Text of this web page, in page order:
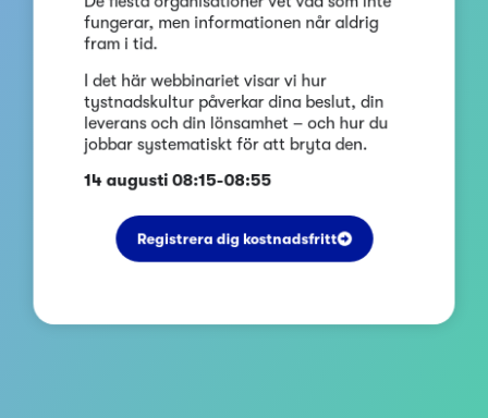
fungerar, men informationen når aldrig
fram i tid.
I det här webbinariet visar vi hur
tystnadskultur påverkar dina beslut, din
leverans och din lönsamhet – och hur du
jobbar systematiskt för att bryta den.
14 augusti 08:15-08:55
Registrera dig kostnadsfritt